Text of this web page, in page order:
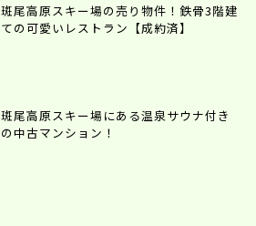
斑尾高原スキー場の売り物件！鉄骨3階建
ての可愛いレストラン【成約済】
斑尾高原スキー場にある温泉サウナ付き
の中古マンション！